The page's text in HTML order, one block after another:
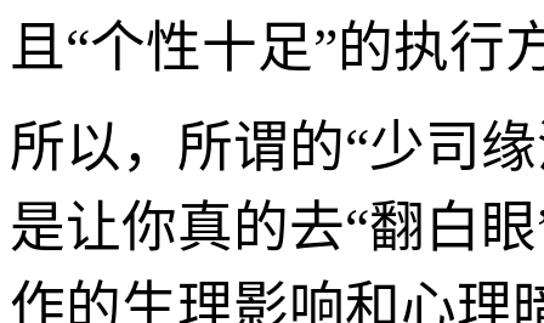
且“个性十足”的执行
所以，所谓的“少司
是让你真的去“翻白
作的生理影响和心理